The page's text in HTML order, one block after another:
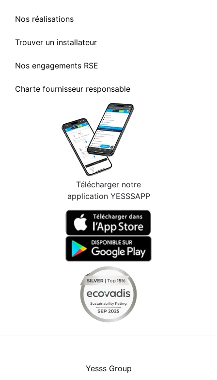
Nos réalisations
Trouver un installateur
Nos engagements RSE
Charte fournisseur responsable
Télécharger notre
application YESSSAPP
Yesss Group